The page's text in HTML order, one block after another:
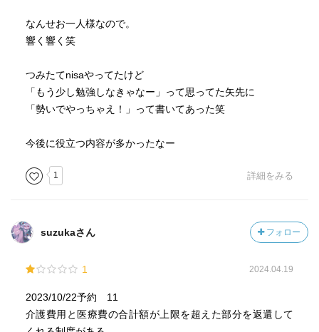
なんせお一人様なので。
響く響く笑
つみたてnisaやってたけど
「もう少し勉強しなきゃなー」って思ってた矢先に
「勢いでやっちゃえ！」って書いてあった笑
今後に役立つ内容が多かったなー
1 詳細をみる
suzukaさん フォロー
1 2024.04.19
2023/10/22予約 11
介護費用と医療費の合計額が上限を超えた部分を返還して